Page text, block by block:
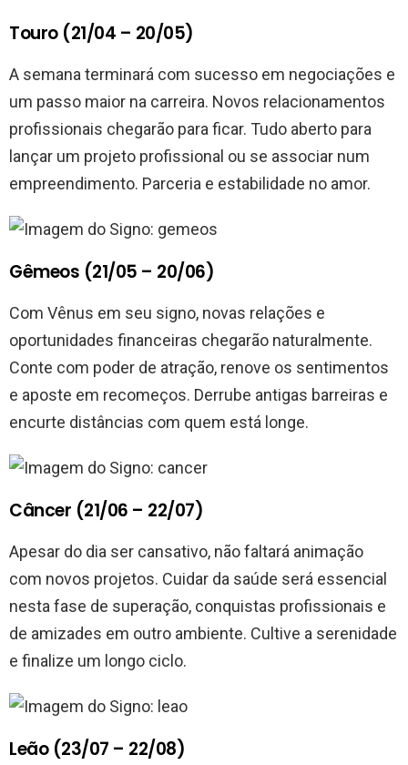
Touro (21/04 – 20/05)
A semana terminará com sucesso em negociações e
um passo maior na carreira. Novos relacionamentos
profissionais chegarão para ficar. Tudo aberto para
lançar um projeto profissional ou se associar num
empreendimento. Parceria e estabilidade no amor.
Gêmeos (21/05 – 20/06)
Com Vênus em seu signo, novas relações e
oportunidades financeiras chegarão naturalmente.
Conte com poder de atração, renove os sentimentos
e aposte em recomeços. Derrube antigas barreiras e
encurte distâncias com quem está longe.
Câncer (21/06 – 22/07)
Apesar do dia ser cansativo, não faltará animação
com novos projetos. Cuidar da saúde será essencial
nesta fase de superação, conquistas profissionais e
de amizades em outro ambiente. Cultive a serenidade
e finalize um longo ciclo.
Leão (23/07 – 22/08)